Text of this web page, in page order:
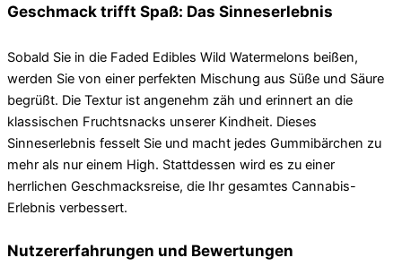
Geschmack trifft Spaß: Das Sinneserlebnis
Sobald Sie in die Faded Edibles Wild Watermelons beißen,
werden Sie von einer perfekten Mischung aus Süße und Säure
begrüßt. Die Textur ist angenehm zäh und erinnert an die
klassischen Fruchtsnacks unserer Kindheit. Dieses
Sinneserlebnis fesselt Sie und macht jedes Gummibärchen zu
mehr als nur einem High. Stattdessen wird es zu einer
herrlichen Geschmacksreise, die Ihr gesamtes Cannabis-
Erlebnis verbessert.
Nutzererfahrungen und Bewertungen